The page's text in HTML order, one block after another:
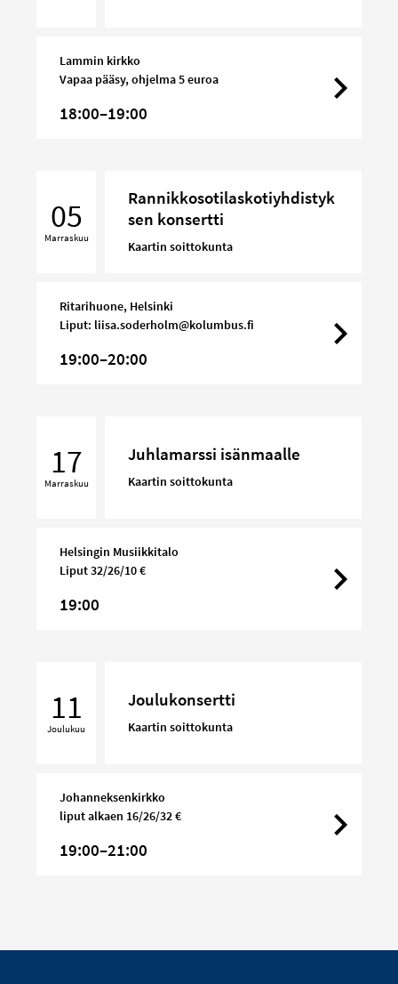
Lammin kirkko
Vapaa pääsy, ohjelma 5 euroa
18:00–19:00
konsertti
05
Marraskuu
Rannikkosotilaskotiyhdistyk
sen konsertti
Kaartin soittokunta
Ritarihuone, Helsinki
Liput: liisa.soderholm@kolumbus.fi
19:00–20:00
isänmaalle
17
Marraskuu
Juhlamarssi isänmaalle
Kaartin soittokunta
Helsingin Musiikkitalo
Liput 32/26/10 €
19:00
11
Joulukuu
Joulukonsertti
Kaartin soittokunta
Johanneksenkirkko
liput alkaen 16/26/32 €
19:00–21:00